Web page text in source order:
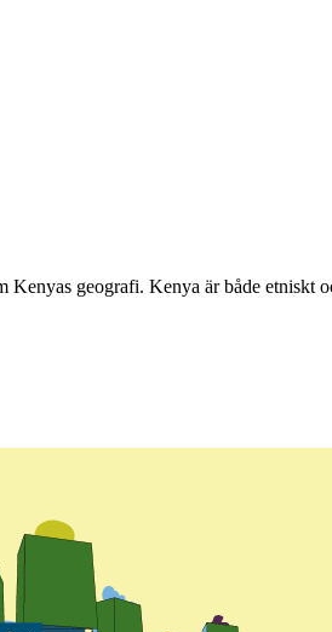
geografi. Kenya är både